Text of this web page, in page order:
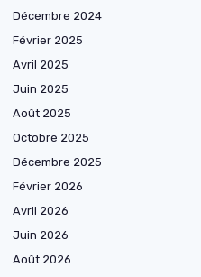
Décembre 2024
Février 2025
Avril 2025
Juin 2025
Août 2025
Octobre 2025
Décembre 2025
Février 2026
Avril 2026
Juin 2026
Août 2026